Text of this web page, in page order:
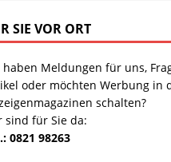
SIE VOR ORT
haben Meldungen für uns,
oder möchten Werbung in
schalten?
sind für Sie da:
0821 98263